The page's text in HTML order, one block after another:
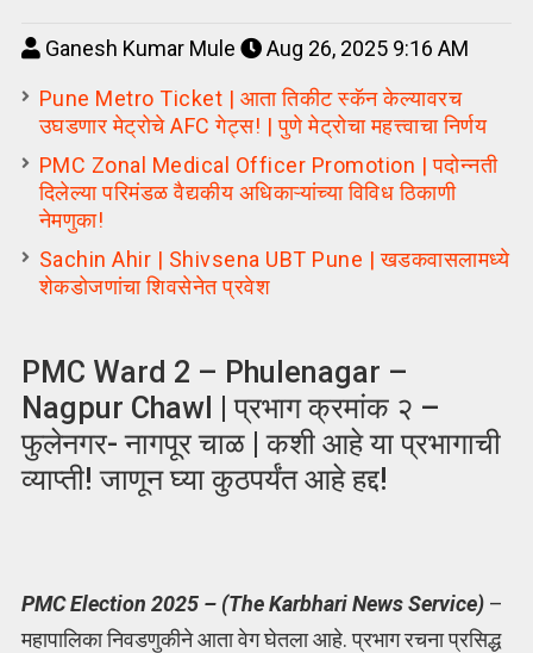
Ganesh Kumar Mule
Aug 26, 2025 9:16 AM
Pune Metro Ticket | आता तिकीट स्कॅन केल्यावरच
उघडणार मेट्रोचे AFC गेट्स! | पुणे मेट्रोचा महत्त्वाचा निर्णय
PMC Zonal Medical Officer Promotion | पदोन्नती
दिलेल्या परिमंडळ वैद्यकीय अधिकाऱ्यांच्या विविध ठिकाणी
नेमणुका!
Sachin Ahir | Shivsena UBT Pune | खडकवासलामध्ये
शेकडोजणांचा शिवसेनेत प्रवेश
PMC Ward 2 – Phulenagar –
Nagpur Chawl | प्रभाग क्रमांक २ –
फुलेनगर- नागपूर चाळ | कशी आहे या प्रभागाची
व्याप्ती! जाणून घ्या कुठपर्यंत आहे हद्द!
PMC Election 2025 – (The Karbhari News Service) –
महापालिका निवडणुकीने आता वेग घेतला आहे. प्रभाग रचना प्रसिद्ध